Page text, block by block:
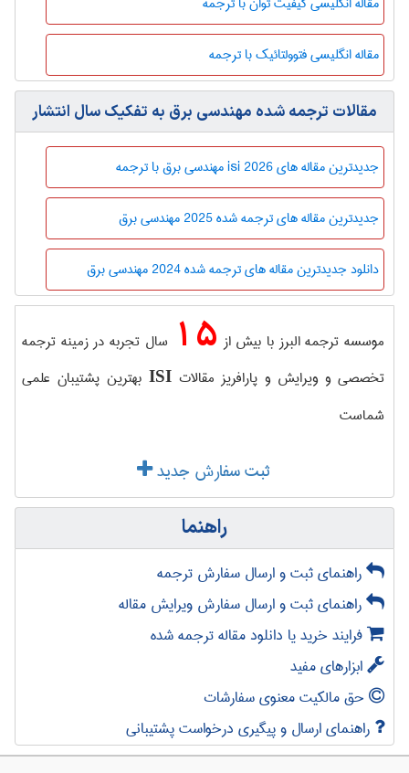
مقاله انگلیسی فتوولتائیک با ترجمه
مقالات ترجمه شده مهندسی برق به تفکیک سال انتشار
جدیدترین مقاله های isi 2026 مهندسی برق با ترجمه
جدیدترین مقاله های ترجمه شده 2025 مهندسی برق
دانلود جدیدترین مقاله های ترجمه شده 2024 مهندسی برق
موسسه ترجمه البرز با بیش از 15 سال تجربه در زمینه ترجمه
تخصصی و ویرایش و پارافریز مقالاتISI بهترین پشتیبان علمی
شماست
ثبت سفارش جدید
راهنما
راهنمای ثبت و ارسال سفارش ترجمه
راهنمای ثبت و ارسال سفارش ویرایش مقاله
فرایند خرید یا دانلود مقاله ترجمه شده
ابزارهای مفید
حق مالکیت معنوی سفارشات
راهنمای ارسال و پیگیری درخواست پشتیبانی